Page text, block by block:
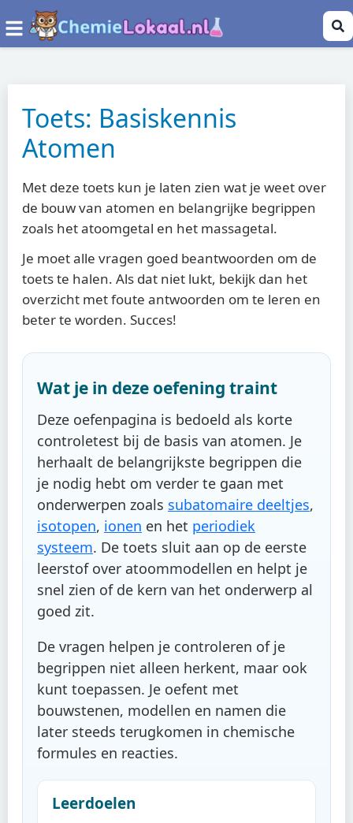
Toets: Basiskennis
Atomen
Met deze toets kun je laten zien wat je weet over
de bouw van atomen en belangrijke begrippen
zoals het atoomgetal en het massagetal.
Je moet alle vragen goed beantwoorden om de
toets te halen. Als dat niet lukt, bekijk dan het
overzicht met foute antwoorden om te leren en
beter te worden. Succes!
Wat je in deze oefening traint
Deze oefenpagina is bedoeld als korte
controletest bij de basis van atomen. Je
herhaalt de belangrijkste begrippen die
je nodig hebt om verder te gaan met
onderwerpen zoals subatomaire deeltjes,
isotopen, ionen en het periodiek
systeem. De toets sluit aan op de eerste
leerstof over atoommodellen en helpt je
snel zien of de kern van het onderwerp al
goed zit.
De vragen helpen je controleren of je
begrippen niet alleen herkent, maar ook
kunt toepassen. Je oefent met
bouwstenen, modellen en namen die
later steeds terugkomen in chemische
formules en reacties.
Leerdoelen